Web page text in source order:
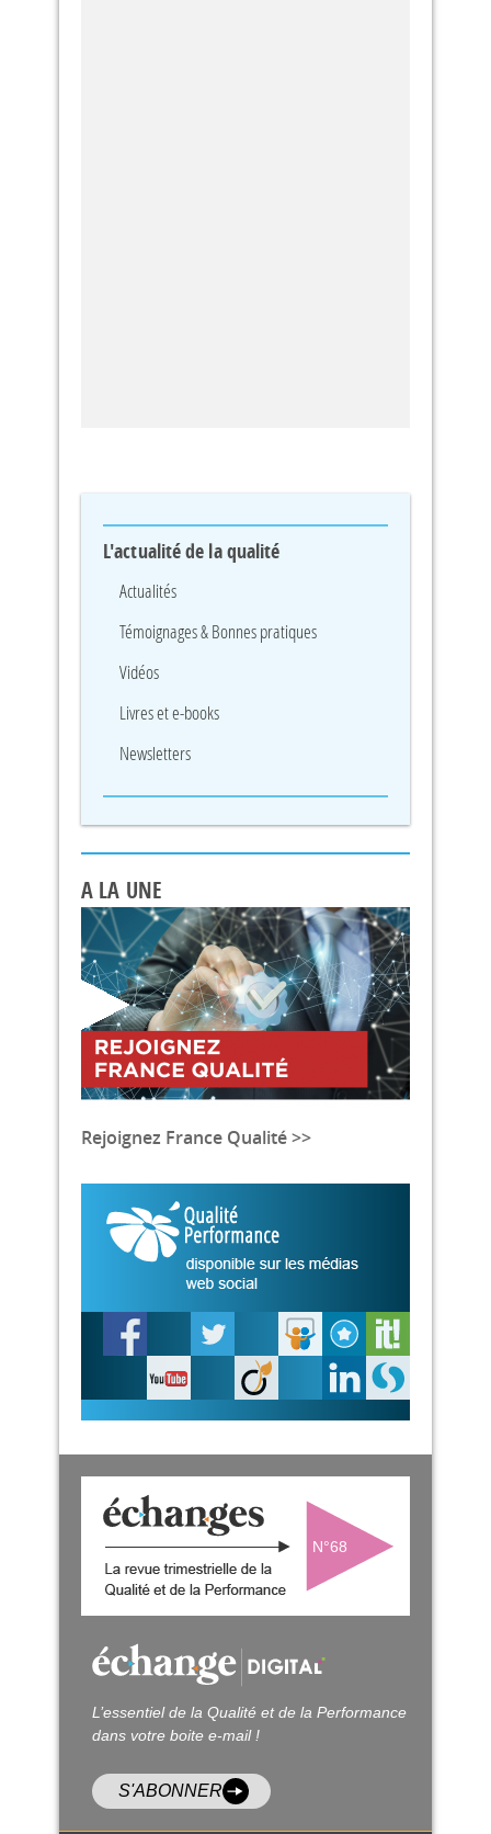
L'actualité de la qualité
Actualités
Témoignages & Bonnes pratiques
Vidéos
Livres et e-books
Newsletters
A LA UNE
Rejoignez France Qualité >>
N°68
L’essentiel de la Qualité et de la Performance
dans votre boite e-mail !
S'ABONNER